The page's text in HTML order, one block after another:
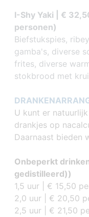
I-Shy Yaki | €
personen)
Biefstukspies,
gamba's, diverse
frites, diverse
stokbrood met
U kunt er
drankjes op
Daarnaast bieden
Onbeperkt
gedistilleerd))
1,5 uur | € 15,50
2,0 uur | € 20,50
2,5 uur | € 21,50